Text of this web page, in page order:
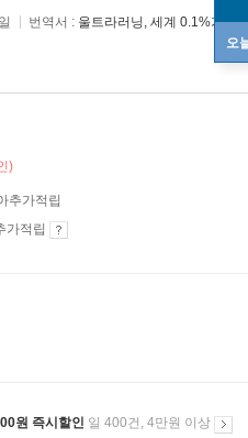
오
번역서 : 울트라러닝, 세계 0.1%가 지
)
추가적립
가적립
원 즉시할인 일 400건, 4만원 이상